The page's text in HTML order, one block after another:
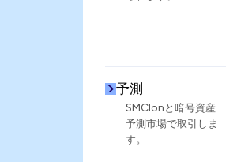
予測
SMCIonと暗号資産
予測市場で取引しま
す。